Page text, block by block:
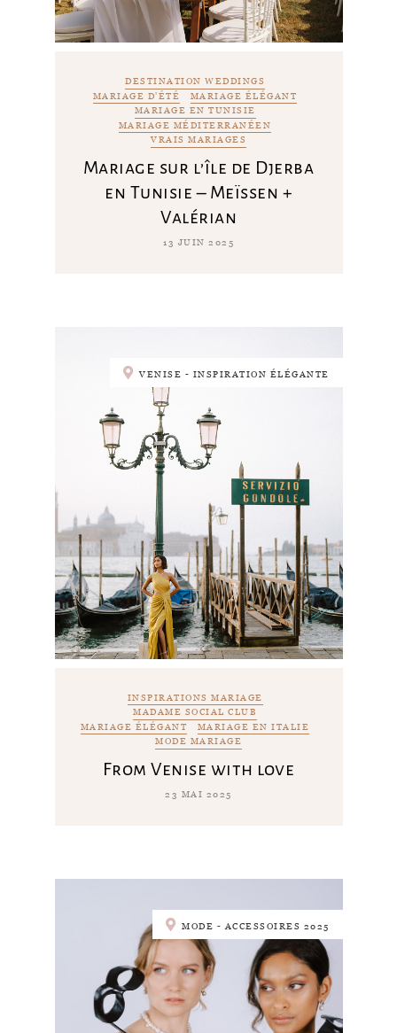
DESTINATION WEDDINGS
MARIAGE D'ÉTÉ
MARIAGE ÉLÉGANT
MARIAGE EN TUNISIE
MARIAGE MÉDITERRANÉEN
VRAIS MARIAGES
Mariage sur l’île de Djerba
en Tunisie – Meïssen +
Valérian
13 JUIN 2025
VENISE - INSPIRATION ÉLÉGANTE
INSPIRATIONS MARIAGE
MADAME SOCIAL CLUB
MARIAGE ÉLÉGANT
MARIAGE EN ITALIE
MODE MARIAGE
From Venise with love
23 MAI 2025
MODE - ACCESSOIRES 2025